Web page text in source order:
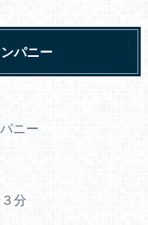
パニー
ニー
分